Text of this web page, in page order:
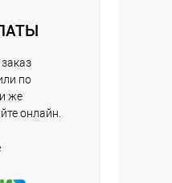
по
же
онлайн.